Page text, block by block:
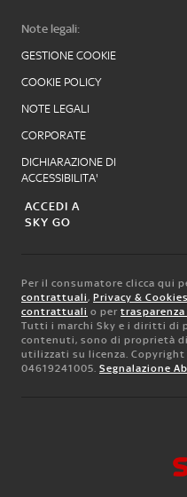
Note legali:
GESTIONE COOKIE
COOKIE POLICY
NOTE LEGALI
CORPORATE
DICHIARAZIONE DI
ACCESSIBILITA'
ACCEDI A
SKY GO
Per il consumatore clicca qui
contrattuali, Privacy & Cookies
contrattuali o per
Tutti i marchi Sky e i diritti di
contenuti, sono di proprietà
utilizzati su licenza. Copyright
04619241005. Segnalazione